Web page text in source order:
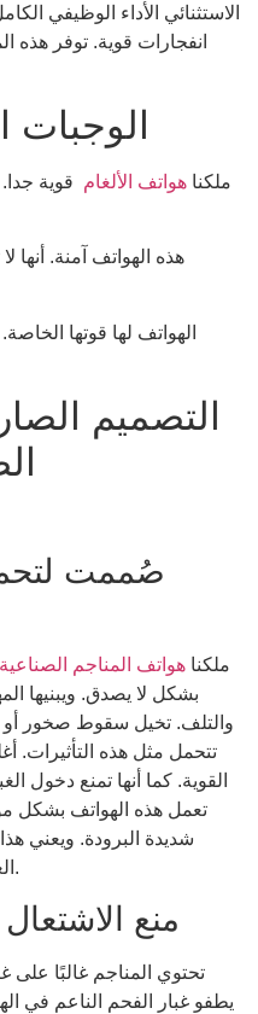
الاستثنائي الأداء الوظيفي
انفجارات قوية. توفر هذه
الوجبات
ملكنا هواتف الألغام قوية
هذه الهواتف آمنة.
الهواتف لها قوتها
التصميم
صُممت لتحمل
ملكنا هواتف المناجم الصناعية
بشكل لا يصدق. ويبنيها
والتلف. تخيل سقوط صخور أو
تتحمل مثل هذه التأثيرات.
القوية. كما أنها تمنع دخول
تعمل هذه الهواتف بشكل
شديدة البرودة. ويعني
العمل عندما تتعطل المعدات الأخرى.
منع
تحتوي المناجم غالبًا على
يطفو غبار الفحم الناعم في